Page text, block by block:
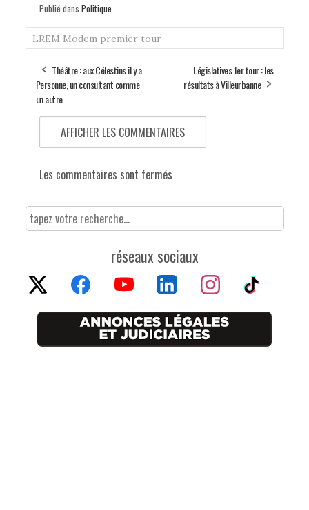
Publié dans Politique
LREM Modem premier tour
Théâtre : aux Célestins il y a
Personne, un consultant comme
un autre
Législatives 1er tour : les
résultats à Villeurbanne
AFFICHER LES COMMENTAIRES
Les commentaires sont fermés
réseaux sociaux